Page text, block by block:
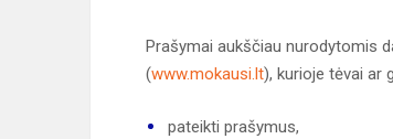
Prašymai aukščiau nurodytomis
(www.mokausi.lt), kurioje tėvai ar
pateikti prašymus,